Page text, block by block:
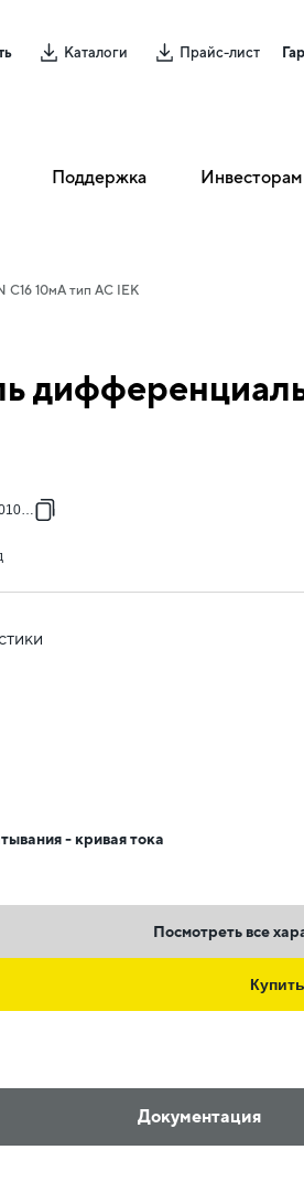
Каталоги Прайс-лист
Поддержка Инвесторам
C16 10мА тип AC IEK
AC
- кривая тока
Посмотреть все
Купить
Документация